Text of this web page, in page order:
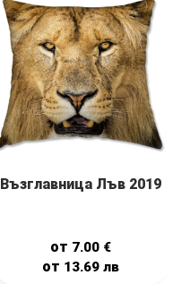
Възглавница Лъв 2019
от 7.00 €
от 13.69лв